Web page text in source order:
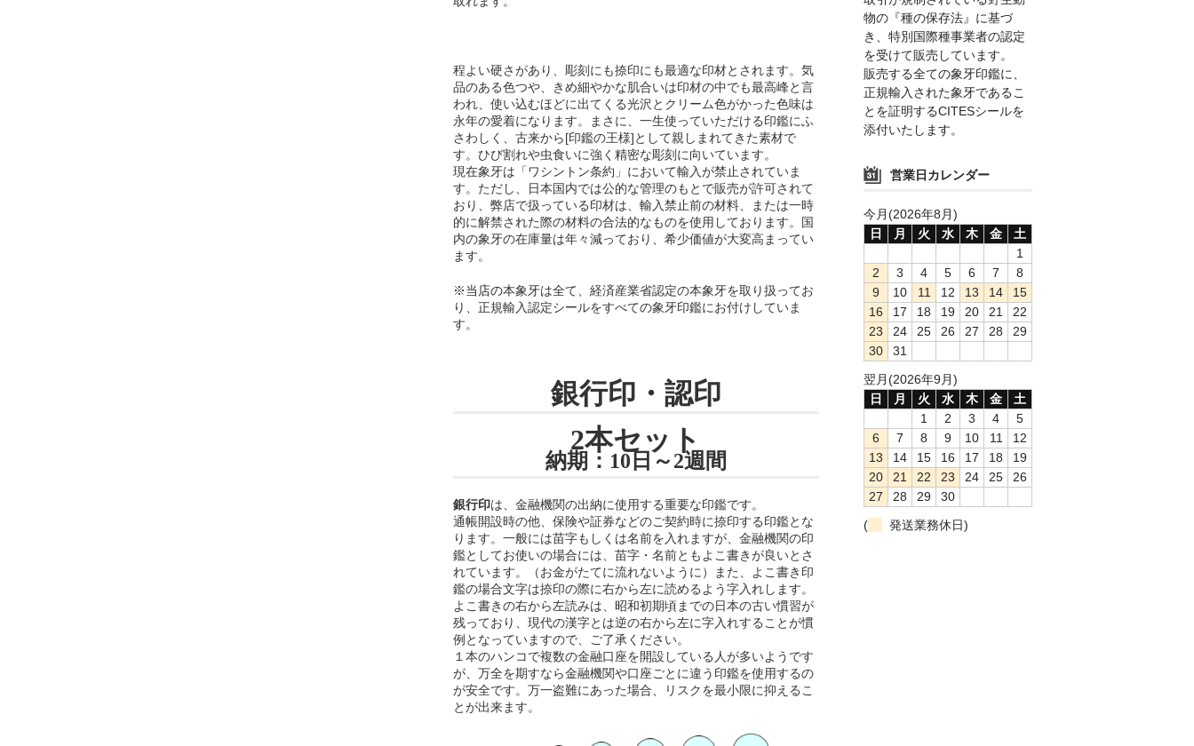
程よい硬さがあり、彫刻にも捺印にも最適な印材とされます。気
品のある色つや、きめ細やかな肌合いは印材の中でも最高峰と言
われ、使い込むほどに出てくる光沢とクリーム色がかった色味は
永年の愛着になります。まさに、一生使っていただける印鑑にふ
さわしく、古来から[印鑑の王様]として親しまれてきた素材で
す。ひび割れや虫食いに強く精密な彫刻に向いています。
現在象牙は「ワシントン条約」において輸入が禁止されていま
す。ただし、日本国内では公的な管理のもとで販売が許可されて
おり、弊店で扱っている印材は、輸入禁止前の材料、または一時
的に解禁された際の材料の合法的なものを使用しております。国
内の象牙の在庫量は年々減っており、希少価値が大変高まってい
ます。
※当店の本象牙は全て、経済産業省認定の本象牙を取り扱ってお
り
、正規輸入認定シールをすべての象牙印鑑にお付けしていま
す。
銀行印・認印
2本セット
納期：10日～2週間
銀行印は、金融機関の出納に使用する重要な印鑑です。
通帳開設時の他、保険や証券などのご契約時に捺印する印鑑とな
ります。一般には苗字もしくは名前を入れますが、金融機関の印
鑑としてお使いの場合には、苗字・名前ともよこ書きが良いとさ
れています。（お金がたてに流れないように）また、よこ書き印
鑑の場合文字は捺印の際に右から左に読めるよう字入れします。
よこ書きの右から左読みは、昭和初期頃までの日本の古い慣習が
残っており、現代の漢字とは逆の右から左に字入れすることが慣
例となっていますので、ご了承ください。
１本のハンコで複数の金融口座を開設している人が多いようです
が、万全を期すなら金融機関や口座ごとに違う印鑑を使用するの
が安全です。万一盗難にあった場合、リスクを最小限に抑えるこ
とが出来ます。
物の『種の保存法』に基づ
き、特別国際種事業者の認定
を受けて販売しています。
販売する全ての象牙印鑑に、
正規輸入された象牙であるこ
とを証明するCITESシールを
添付いたします。
営業日カレンダー
今月(2026年8月)
日
月 火 水 木 金
土
1
2
3 4 5 6 7
8
9
10 11 12 13 14
15
16
17 18 19 20 21
22
23
24 25 26 27 28
29
30
31
翌月(2026年9月)
日
月 火 水 木 金
土
1
2 3 4
5
6
7 8 9 10 11
12
13
14 15 16 17 18
19
20
21 22 23 24 25
26
27
28 29
30
(
発送業務休日)